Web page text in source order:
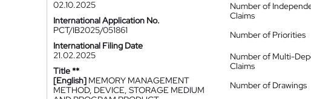
02.10.2025
International Application No.
PCT/IB2025/051861
International Filing Date
21.02.2025
Title **
[English] MEMORY MANAGEMENT
METHOD, DEVICE, STORAGE MEDIUM
Number of
Claims
Number of Priorities
Number of Multi-
Claims
Number of Drawings